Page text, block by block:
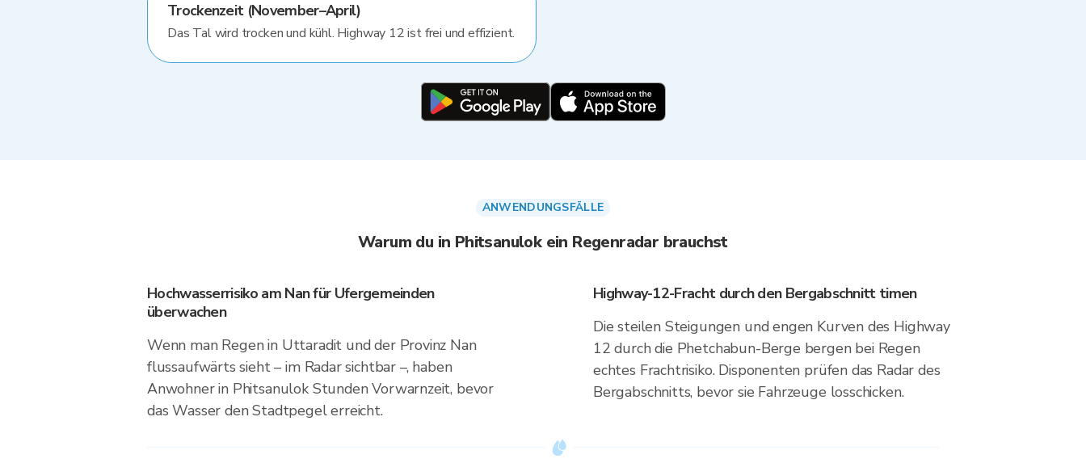
Trockenzeit (November–April)
Das Tal wird trocken und kühl. Highway 12 ist frei und effizient.
ANWENDUNGSFÄLLE
Warum du in Phitsanulok ein Regenradar brauchst
Hochwasserrisiko am Nan für Ufergemeinden
überwachen
Wenn man Regen in Uttaradit und der Provinz Nan
flussaufwärts sieht – im Radar sichtbar –, haben
Anwohner in Phitsanulok Stunden Vorwarnzeit, bevor
das Wasser den Stadtpegel erreicht.
Highway-12-Fracht durch den Bergabschnitt timen
Die steilen Steigungen und engen Kurven des Highway
12 durch die Phetchabun-Berge bergen bei Regen
echtes Frachtrisiko. Disponenten prüfen das Radar des
Bergabschnitts, bevor sie Fahrzeuge losschicken.